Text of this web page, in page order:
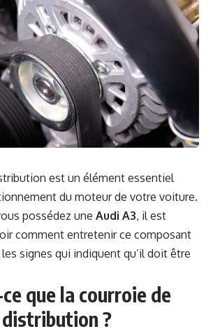
est un élément essentiel
du moteur de votre voiture.
possédez une Audi A3, il est
comment entretenir ce composant
signes qui indiquent qu’il doit être
ce que la courroie de
distribution ?